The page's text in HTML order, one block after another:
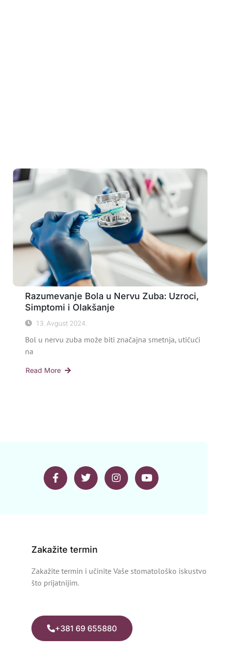
Razumevanje Bola u Nervu Zuba: Uzroci,
Simptomi i Olakšanje
13. Avgust 2024.
Bol u nervu zuba može biti značajna smetnja, utičući
na
Read More
Zakažite termin
Zakažite termin i učinite Vaše stomatološko iskustvo
što prijatnijim.
+381 69 655880